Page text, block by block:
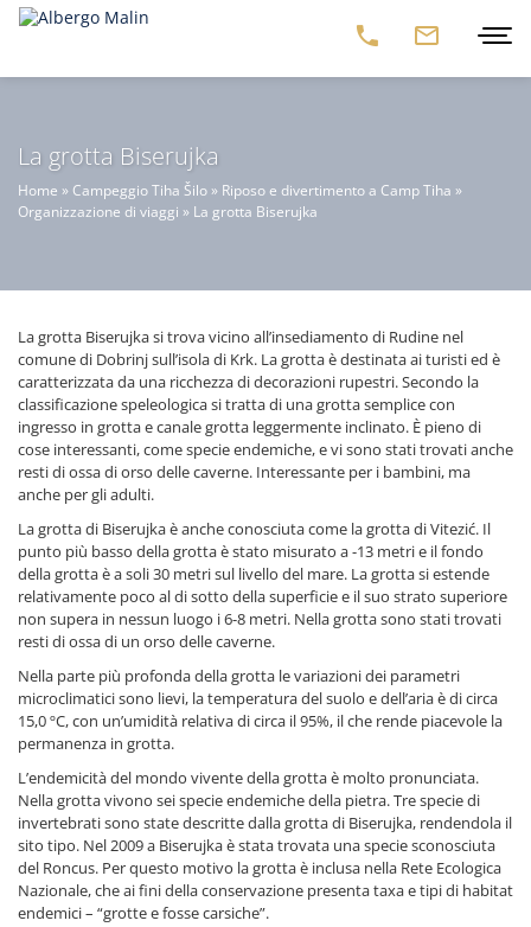
La grotta Biserujka
Home » Campeggio Tiha Šilo » Riposo e divertimento a Camp Tiha »
Organizzazione di viaggi » La grotta Biserujka
La grotta Biserujka si trova vicino all’insediamento di Rudine nel
comune di Dobrinj sull’isola di Krk. La grotta è destinata ai turisti ed è
caratterizzata da una ricchezza di decorazioni rupestri. Secondo la
classificazione speleologica si tratta di una grotta semplice con
ingresso in grotta e canale grotta leggermente inclinato. È pieno di
cose interessanti, come specie endemiche, e vi sono stati trovati anche
resti di ossa di orso delle caverne. Interessante per i bambini, ma
anche per gli adulti.
La grotta di Biserujka è anche conosciuta come la grotta di Vitezić. Il
punto più basso della grotta è stato misurato a -13 metri e il fondo
della grotta è a soli 30 metri sul livello del mare. La grotta si estende
relativamente poco al di sotto della superficie e il suo strato superiore
non supera in nessun luogo i 6-8 metri. Nella grotta sono stati trovati
resti di ossa di un orso delle caverne.
Nella parte più profonda della grotta le variazioni dei parametri
microclimatici sono lievi, la temperatura del suolo e dell’aria è di circa
15,0 ºC, con un’umidità relativa di circa il 95%, il che rende piacevole la
permanenza in grotta.
L’endemicità del mondo vivente della grotta è molto pronunciata.
Nella grotta vivono sei specie endemiche della pietra. Tre specie di
invertebrati sono state descritte dalla grotta di Biserujka, rendendola il
sito tipo. Nel 2009 a Biserujka è stata trovata una specie sconosciuta
del Roncus. Per questo motivo la grotta è inclusa nella Rete Ecologica
Nazionale, che ai fini della conservazione presenta taxa e tipi di habitat
endemici – “grotte e fosse carsiche”.